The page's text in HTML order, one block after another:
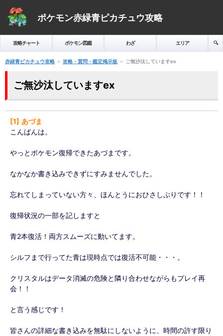
ポケモン赤緑青ピカチュウ攻略
攻略チャート ポケモン図鑑 わざ エリア 🔍️
赤緑青ピカチュウ攻略 攻略・質問・鑑定掲示板 ご無沙汰していますex
ご無沙汰していますex
1
あづま
こんばんは。
やっとポケモン復帰できたあづまです。
なかなか書き込みできずにすみませんでした。
忘れてしまっていない方々、ほんとうにおひさしぶりです！！
復帰状況の一部を記しますと
青2本復活！両方スムーズに動いてます。
シルフまで行ってた青は現時点では復活不可能・・・。
クリスタルはデータ消滅の危険と隣り合わせながらもプレイ再
会！！
と言う感じです！
皆さんの詳細な書き込みを無駄にしないように、時間の許す限り